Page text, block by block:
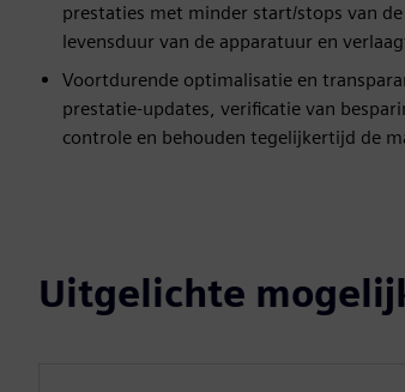
prestaties met minder start/stops van
levensduur van de apparatuur en
Voortdurende optimalisatie en
prestatie-updates, verificatie van
controle en behouden tegelijkertijd de
Uitgelichte